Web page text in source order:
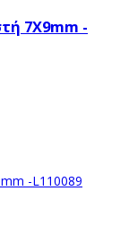
7X9mm -